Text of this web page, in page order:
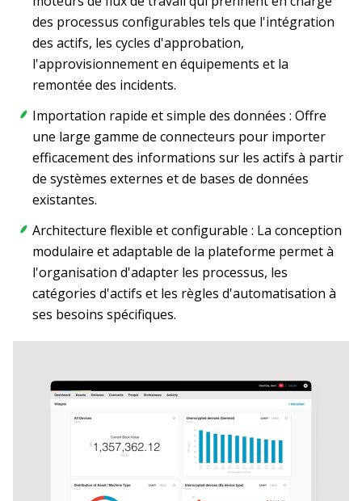
des processus configurables tels que l'intégration
des actifs, les cycles d'approbation,
l'approvisionnement en équipements et la
remontée des incidents.
Importation rapide et simple des données : Offre
une large gamme de connecteurs pour importer
efficacement des informations sur les actifs à partir
de systèmes externes et de bases de données
existantes.
Architecture flexible et configurable : La conception
modulaire et adaptable de la plateforme permet à
l'organisation d'adapter les processus, les
catégories d'actifs et les règles d'automatisation à
ses besoins spécifiques.